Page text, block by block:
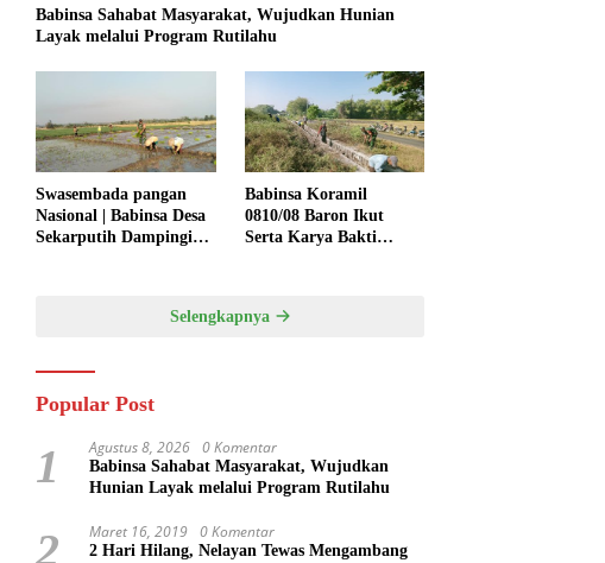
Babinsa Sahabat Masyarakat, Wujudkan Hunian
Layak melalui Program Rutilahu
Swasembada pangan
Nasional | Babinsa Desa
Sekarputih Dampingi
Babinsa Koramil
0810/08 Baron Ikut
Serta Karya Bakti
Selengkapnya
Popular Post
1 Agustus 8, 2026 0 Komentar
Babinsa Sahabat Masyarakat, Wujudkan
Hunian Layak melalui Program Rutilahu
2 Maret 16, 2019 0 Komentar
2 Hari Hilang, Nelayan Tewas Mengambang